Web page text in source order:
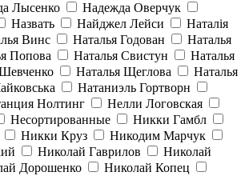
Лысенко
Надежда Оверчук
Назвать Найджел Лейси
Наталія
Винс Наталья Годован
Наталья
Попова Наталья Свистун
Наталья
Наталья Щеглова
Наталья
Натаниэль Гортворн
Нолтинг
Нелли Логовская
Несортированные
Никки Гамбл
Никки Круз
Никодим Марчук
Николай Гаврилов
Николай
Дорошенко
Николай Копец